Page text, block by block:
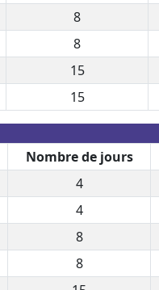
8
8
15
15
Nombre de jours
4
4
8
8